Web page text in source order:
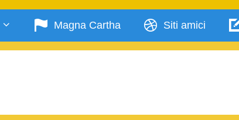
Magna Cartha Siti amici